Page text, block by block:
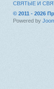
СВЯТЫЕ И
© 2011 - 2026
Powered by